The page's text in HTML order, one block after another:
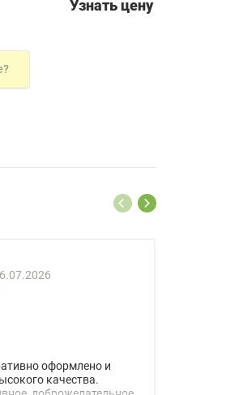
Узнать цену
оформлено и
качества.